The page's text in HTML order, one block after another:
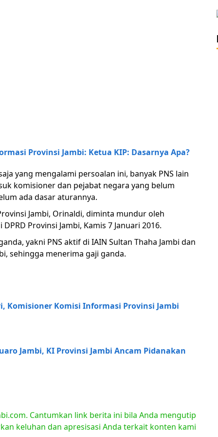
Provinsi Jambi: Ketua KIP: Dasarnya Apa?
yang mengalami persoalan ini, banyak PNS lain
komisioner dan pejabat negara yang belum
ada dasar aturannya.
Jambi, Orinaldi, diminta mundur oleh
Provinsi Jambi, Kamis 7 Januari 2016.
yakni PNS aktif di IAIN Sultan Thaha Jambi dan
sehingga menerima gaji ganda.
Komisioner Komisi Informasi Provinsi Jambi
Jambi, KI Provinsi Jambi Ancam Pidanakan
Cantumkan link berita ini bila Anda mengutip
keluhan dan apresisasi Anda terkait konten kami